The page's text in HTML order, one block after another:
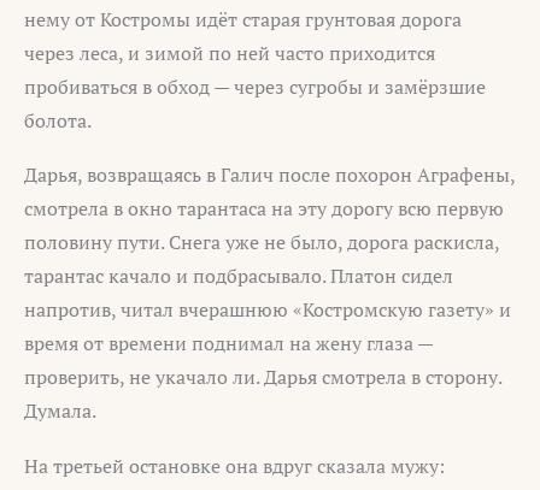
нему от Костромы идёт старая грунтовая дорога
через леса, и зимой по ней часто приходится
пробиваться в обход — через сугробы и замёрзшие
болота.
Дарья, возвращаясь в Галич после похорон Аграфены,
смотрела в окно тарантаса на эту дорогу всю первую
половину пути. Снега уже не было, дорога раскисла,
тарантас качало и подбрасывало. Платон сидел
напротив, читал вчерашнюю «Костромскую газету» и
время от времени поднимал на жену глаза —
проверить, не укачало ли. Дарья смотрела в сторону.
Думала.
На третьей остановке она вдруг сказала мужу: